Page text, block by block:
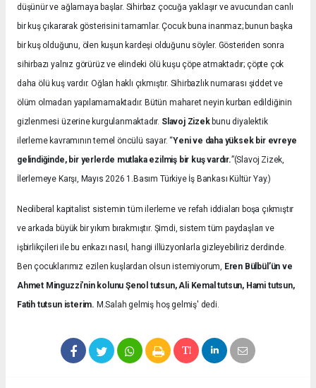
düşünür ve ağlamaya başlar. Sihirbaz çocuğa yaklaşır ve avucundan canlı
bir kuş çıkararak gösterisini tamamlar. Çocuk buna inanmaz; bunun başka
bir kuş olduğunu, ölen kuşun kardeşi olduğunu söyler. Gösteriden sonra
sihirbazı yalnız görürüz ve elindeki ölü kuşu çöpe atmaktadır; çöpte çok
daha ölü kuş vardır. Oğlan haklı çıkmıştır. Sihirbazlık numarası şiddet ve
ölüm olmadan yapılamamaktadır. Bütün maharet neyin kurban edildiğinin
gizlenmesi üzerine kurgulanmaktadır. Slavoj Zizekbunu diyalektik
ilerleme kavramının temel öncülü sayar. “Yeni ve daha yüksek bir evreye
gelindiğinde, bir yerlerde mutlaka ezilmiş bir kuş vardır.”(Slavoj Zizek,
İlerlemeye Karşı, Mayıs 2026 1.Basım Türkiye İş Bankası Kültür Yay.)
Neoliberal kapitalist sistemin tüm ilerleme ve refah iddiaları boşa çıkmıştır
ve arkada büyük bir yıkım bırakmıştır. Şimdi, sistem tüm paydaşları ve
işbirlikçileri ile bu enkazı nasıl, hangi illüzyonlarla gizleyebiliriz derdinde.
Ben çocuklarımız ezilen kuşlardan olsun istemiyorum, Eren Bülbül’ün ve
Ahmet Minguzzi’nin kolunu Şenol tutsun, Ali Kemal tutsun, Hami tutsun,
Fatih tutsun isterim. M.Salah gelmiş hoş gelmiş' dedi.